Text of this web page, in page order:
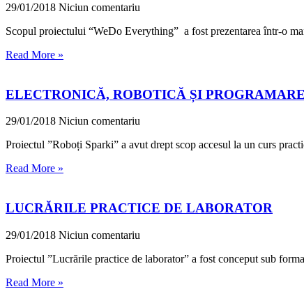
29/01/2018 Niciun comentariu
Scopul proiectului “WeDo Everything” a fost prezentarea într-o
Read More »
ELECTRONICĂ, ROBOTICĂ ȘI
29/01/2018 Niciun comentariu
Proiectul ”Roboți Sparki” a avut drept scop accesul la un curs
Read More »
LUCRĂRILE PRACTICE DE LABORATOR
29/01/2018 Niciun comentariu
Proiectul ”Lucrările practice de laborator” a fost conceput sub
Read More »